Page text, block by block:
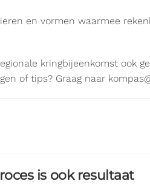
en vormen waarmee
kringbijeenkomst ook
of tips? Graag naar
is ook resultaat